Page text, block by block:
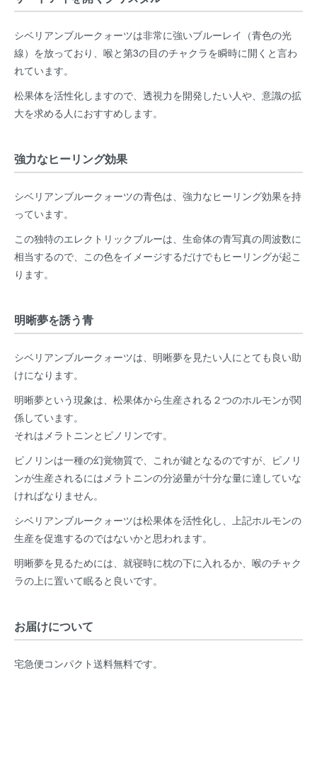
シベリアンブルークォーツは非常に強いブルーレイ（青色の光
線）を放っており、喉と第3の目のチャクラを瞬時に開くと言わ
れています。
松果体を活性化しますので、透視力を開発したい人や、意識の拡
大を求める人におすすめします。
強力なヒーリング効果
シベリアンブルークォーツの青色は、強力なヒーリング効果を持
っています。
この独特のエレクトリックブルーは、生命体の青写真の周波数に
相当するので、この色をイメージするだけでもヒーリングが起こ
ります。
明晰夢を誘う青
シベリアンブルークォーツは、明晰夢を見たい人にとても良い助
けになります。
明晰夢という現象は、松果体から生産される２つのホルモンが関
係しています。
それはメラトニンとピノリンです。
ピノリンは一種の幻覚物質で、これが鍵となるのですが、ピノリ
ンが生産されるにはメラトニンの分泌量が十分な量に達していな
ければなりません。
シベリアンブルークォーツは松果体を活性化し、上記ホルモンの
生産を促進するのではないかと思われます。
明晰夢を見るためには、就寝時に枕の下に入れるか、喉のチャク
ラの上に置いて眠ると良いです。
お届けについて
宅急便コンパクト送料無料です。